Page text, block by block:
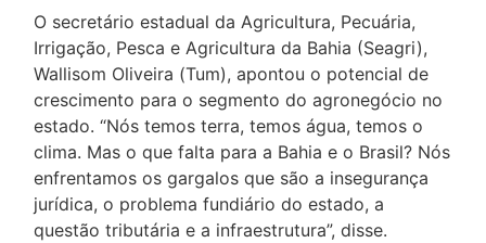
O secretário estadual da Agricultura, Pecuária,
Irrigação, Pesca e Agricultura da Bahia (Seagri),
Wallisom Oliveira (Tum), apontou o potencial de
crescimento para o segmento do agronegócio no
estado. “Nós temos terra, temos água, temos o
clima. Mas o que falta para a Bahia e o Brasil? Nós
enfrentamos os gargalos que são a insegurança
jurídica, o problema fundiário do estado, a
questão tributária e a infraestrutura”, disse.